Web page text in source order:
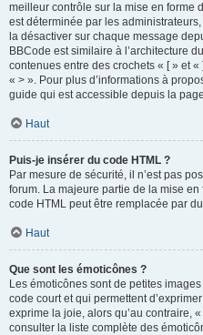
meilleur contrôle sur la mise en forme
est déterminée par les
la désactiver sur chaque message
BBCode est similaire à l’architecture
contenues entre des crochets « [ » et
« > ». Pour plus d’informations à
guide qui est accessible depuis la
Haut
Puis-je insérer du code HTML ?
Par mesure de sécurité, il n’est pas
forum. La majeure partie de la mise
code HTML peut être remplacée par
Haut
Que sont les émoticônes ?
Les émoticônes sont de petites
code court et qui permettent
exprime la joie, alors qu’au contraire,
consulter la liste complète des